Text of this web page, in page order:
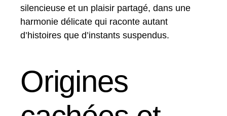
silencieuse et un plaisir partagé, dans une
harmonie délicate qui raconte autant
d’histoires que d’instants suspendus.
Origines